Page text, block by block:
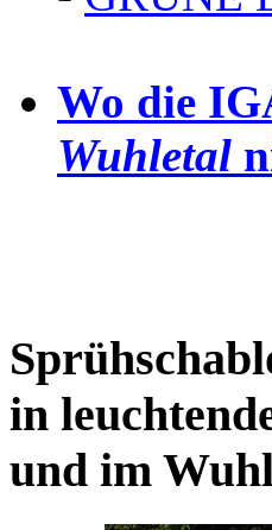
Wo die
Wuhletal
in
und im